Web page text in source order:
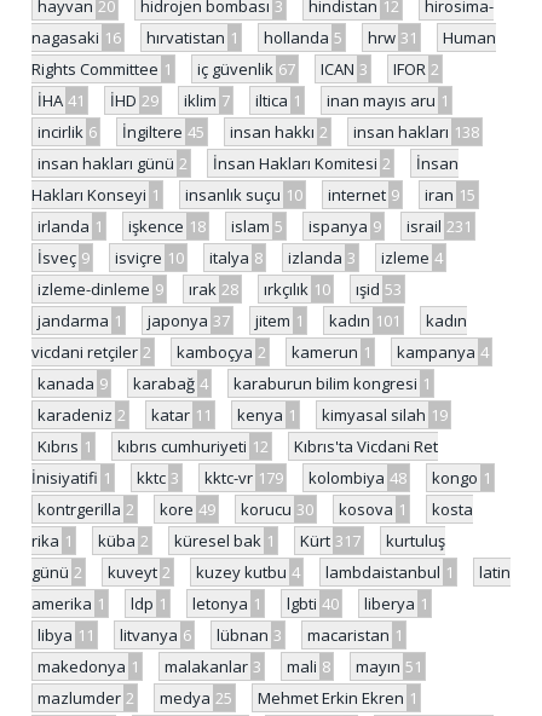
hayvan 20 hidrojen bombası 3 hindistan 12
hirosima-
nagasaki 16 hırvatistan 1 hollanda 5 hrw 31
Human
Rights Committee 1 iç güvenlik 67 ICAN 3 IFOR 2
İHA 41 İHD 29 iklim 7 iltica 1 inan mayıs aru 1
incirlik 6 İngiltere 45 insan hakkı 2 insan hakları 138
insan hakları günü 2 İnsan Hakları Komitesi 2
İnsan
Hakları Konseyi 1 insanlık suçu 10 internet 9 iran 15
irlanda 1 işkence 18 islam 5 ispanya 9 israil 231
İsveç 9 isviçre 10 italya 8 izlanda 3 izleme 4
izleme-dinleme 9 ırak 28 ırkçılık 10 ışid 53
jandarma 1 japonya 37 jitem 1 kadın 101
kadın
vicdani retçiler 2 kamboçya 2 kamerun 1 kampanya 4
kanada 9 karabağ 4 karaburun bilim kongresi 1
karadeniz 2 katar 11 kenya 1 kimyasal silah 19
Kıbrıs 1 kıbrıs cumhuriyeti 12
Kıbrıs'ta Vicdani Ret
İnisiyatifi 1 kktc 3 kktc-vr 179 kolombiya 48 kongo 1
kontrgerilla 2 kore 49 korucu 30 kosova 1
kosta
rika 1 küba 2 küresel bak 1 Kürt 317
kurtuluş
günü 2 kuveyt 2 kuzey kutbu 4 lambdaistanbul 1
latin
amerika 1 ldp 1 letonya 1 lgbti 40 liberya 1
libya 11 litvanya 6 lübnan 3 macaristan 1
makedonya 1 malakanlar 3 mali 8 mayın 51
mazlumder 2 medya 25 Mehmet Erkin Ekren 1